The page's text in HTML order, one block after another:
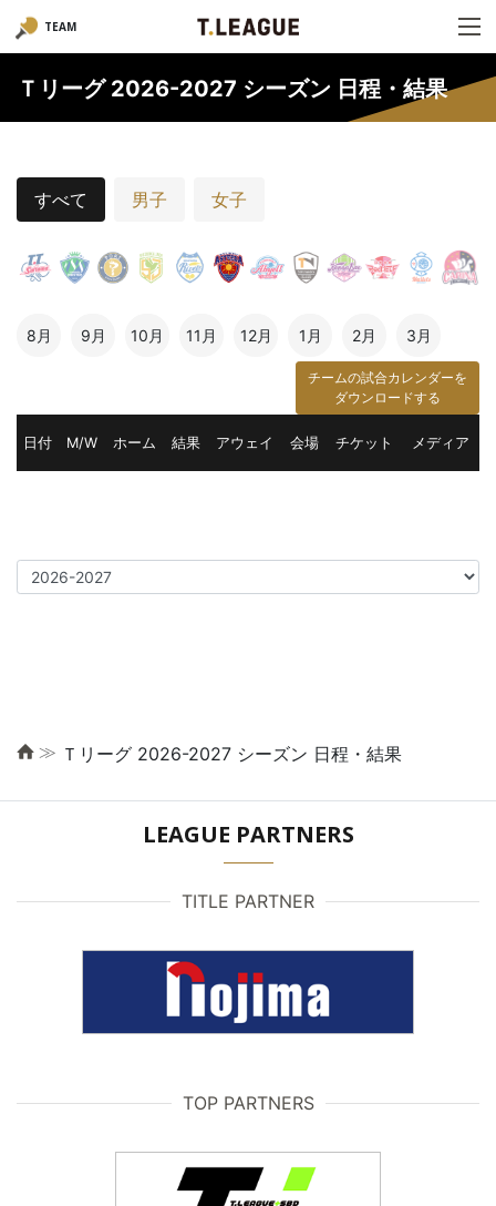
TEAM
Ｔリーグ 2026-2027 シーズン 日程・結果
すべて 男子 女子
8月 9月 10月 11月 12月 1月 2月 3月
チームの試合カレンダーを
ダウンロードする
日付 M/W ホーム 結果 アウェイ 会場 チケット メディア
≫ Ｔリーグ 2026-2027 シーズン 日程・結果
LEAGUE PARTNERS
TITLE PARTNER
TOP PARTNERS